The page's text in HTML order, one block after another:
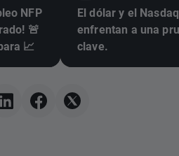
NFP
🚨
📈
El dólar y el
enfrentan a una
clave.